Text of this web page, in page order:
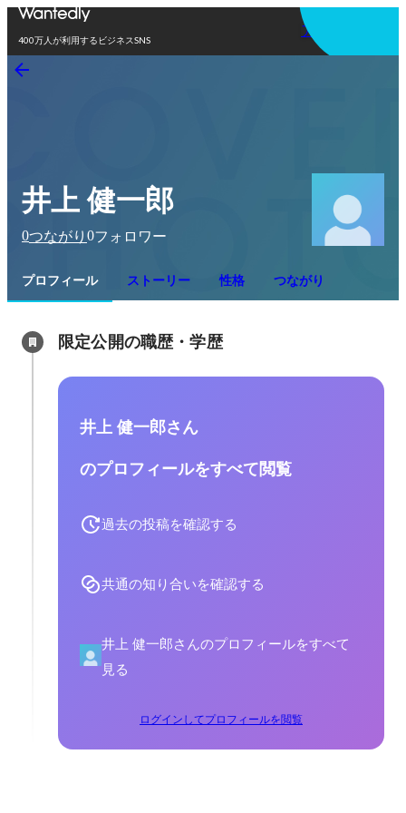
400万人が利用するビジネスSNS
アプリを使う
井上 健一郎
0つながり 0フォロワー
プロフィール ストーリー 性格 つながり
限定公開の職歴・学歴
井上 健一郎さん
のプロフィールをすべて閲覧
過去の投稿を確認する
共通の知り合いを確認する
井上 健一郎さんのプロフィールをすべて
見る
ログインしてプロフィールを閲覧